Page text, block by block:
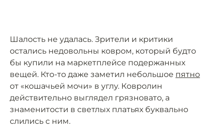
Шалость не удалась. Зрители и критики
остались недовольны ковром, который будто
бы купили на маркетплейсе подержанных
вещей. Кто-то даже заметил небольшое пятно
от «кошачьей мочи» в углу. Ковролин
действительно выглядел грязновато, а
знаменитости в светлых платьях буквально
слились с ним.